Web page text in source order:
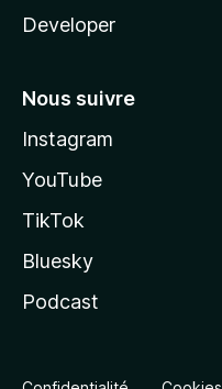
Developer
Nous suivre
Instagram
YouTube
TikTok
Bluesky
Podcast